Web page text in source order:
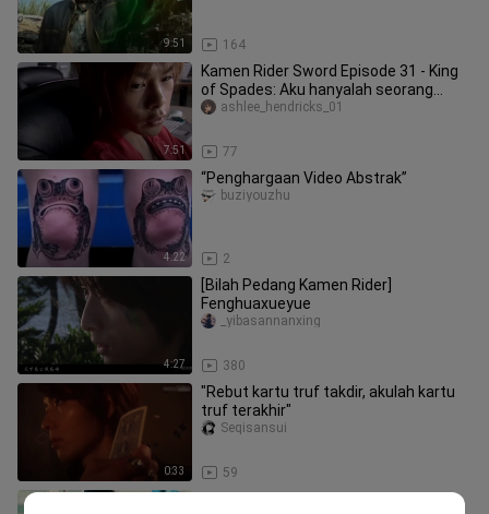
9:51 164
7:51
Kamen Rider Sword Episode 31 - King
of Spades: Aku hanyalah seorang
paparazzi yang menyukai gosip ks
77
ashlee_hendricks_01
4:22
“Penghargaan Video Abstrak”
2
buziyouzhu
4:27
[Bilah Pedang Kamen Rider]
Fenghuaxueyue
380
_yibasannanxing
0:33
"Rebut kartu truf takdir, akulah kartu
truf terakhir"
59
Seqisansui